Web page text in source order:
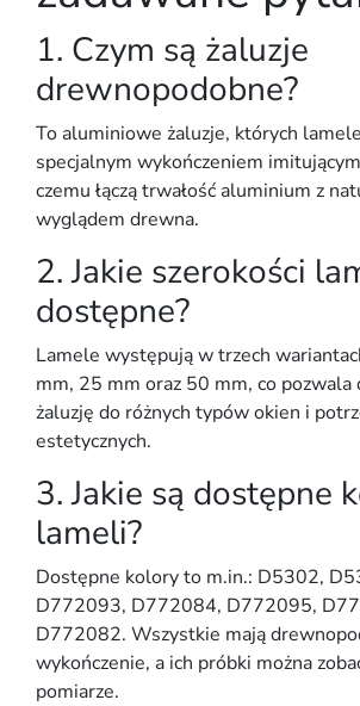
1. Czym są żaluzje
drewnopodobne?
To aluminiowe żaluzje, których
specjalnym wykończeniem
czemu łączą trwałość aluminium z
wyglądem drewna.
2. Jakie szerokości
dostępne?
Lamele występują w trzech
mm, 25 mm oraz 50 mm, co pozwala
żaluzję do różnych typów okien i
estetycznych.
3. Jakie są dostępne
lameli?
Dostępne kolory to m.in.: D5302,
D772093, D772084, D772095,
D772082. Wszystkie mają
wykończenie, a ich próbki można
pomiarze.